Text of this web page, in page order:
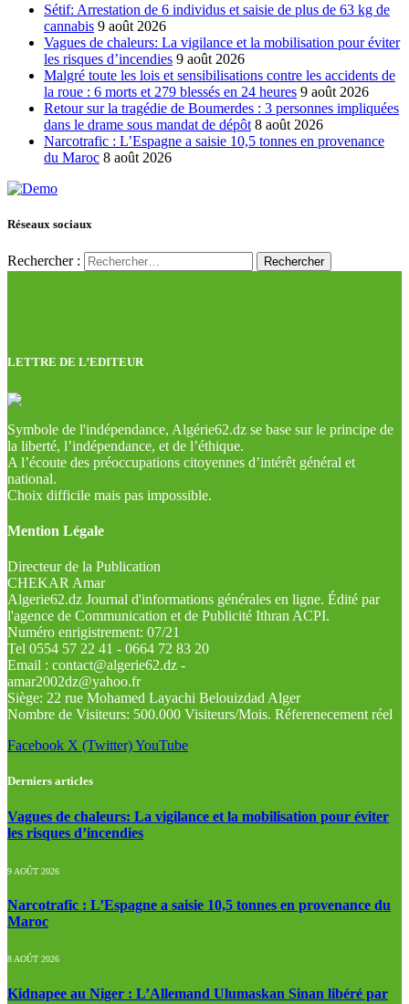
Sétif: Arrestation de 6 individus et saisie de plus de 63 kg de
cannabis 9 août 2026
Vagues de chaleurs: La vigilance et la mobilisation pour éviter
les risques d’incendies 9 août 2026
Malgré toute les lois et sensibilisations contre les accidents de
la roue : 6 morts et 279 blessés en 24 heures 9 août 2026
Retour sur la tragédie de Boumerdes : 3 personnes impliquées
dans le drame sous mandat de dépôt 8 août 2026
Narcotrafic : L’Espagne a saisie 10,5 tonnes en provenance
du Maroc 8 août 2026
Réseaux sociaux
Rechercher :
LETTRE DE L’EDITEUR
Symbole de l'indépendance, Algérie62.dz se base sur le principe de
la liberté, l’indépendance, et de l’éthique.
A l’écoute des préoccupations citoyennes d’intérêt général et
national.
Choix difficile mais pas impossible.
Mention Légale
Directeur de la Publication
CHEKAR Amar
Algerie62.dz Journal d'informations générales en ligne. Édité par
l'agence de Communication et de Publicité Ithran ACPI.
Numéro enrigistrement: 07/21
Tel 0554 57 22 41 - 0664 72 83 20
Email : contact@algerie62.dz -
amar2002dz@yahoo.fr
Siège: 22 rue Mohamed Layachi Belouizdad Alger
Nombre de Visiteurs: 500.000 Visiteurs/Mois. Réferenecement réel
Facebook X (Twitter)YouTube
Derniers articles
Vagues de chaleurs: La vigilance et la mobilisation pour éviter
les risques d’incendies
9 AOÛT 2026
Narcotrafic : L’Espagne a saisie 10,5 tonnes en provenance du
Maroc
8 AOÛT 2026
Kidnapee au Niger : L’Allemand Ulumaskan Sinan libéré par